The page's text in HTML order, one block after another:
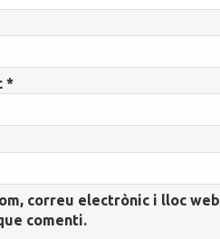
*
correu electrònic i lloc
comenti.